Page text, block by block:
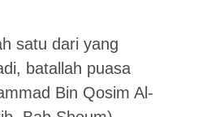
satu dari yang
batallah puasa
Bin Qosim Al-